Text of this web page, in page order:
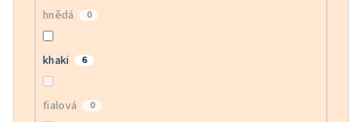
hnědá 0
khaki 6
fialová 0